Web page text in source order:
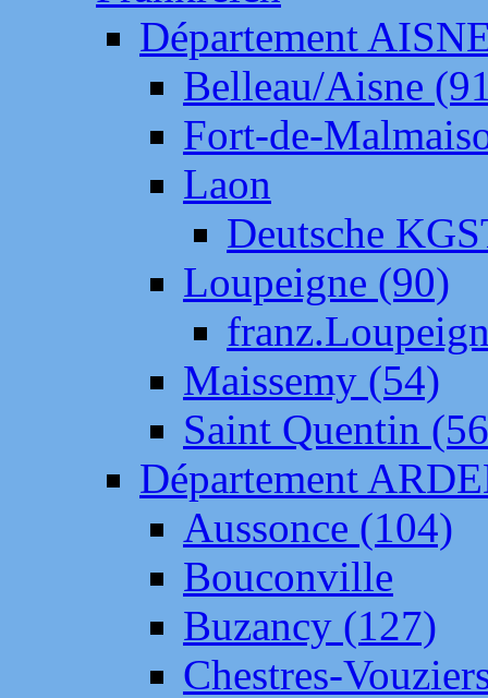
Département
Belleau/Aisne
Fort-de-
Laon
Deutsche
Loupeigne (90)
Maissemy (54)
Saint Quentin
Département
Aussonce (104)
Bouconville
Buzancy (127)
Chestres-